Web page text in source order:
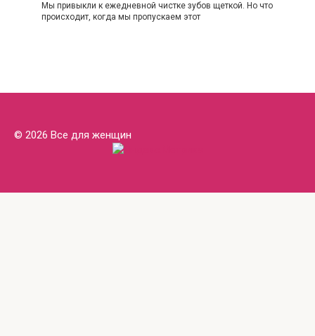
Мы привыкли к ежедневной чистке зубов щеткой. Но что
происходит, когда мы пропускаем этот
© 2026 Все для женщин